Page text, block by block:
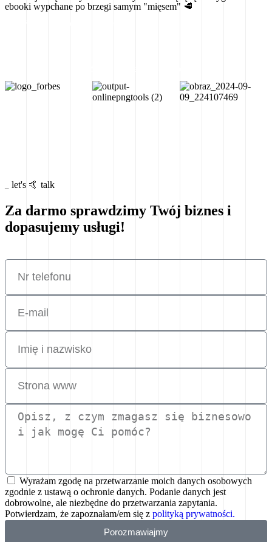
ebooki wypchane po brzegi samym "mięsem" 🥩
let's 🤙 talk
Za darmo sprawdzimy Twój biznes i
dopasujemy usługi!
Wyrażam zgodę na przetwarzanie moich danych osobowych
zgodnie z ustawą o ochronie danych. Podanie danych jest
dobrowolne, ale niezbędne do przetwarzania zapytania.
Potwierdzam, że zapoznałam/em się z polityką prywatności.
Porozmawiajmy